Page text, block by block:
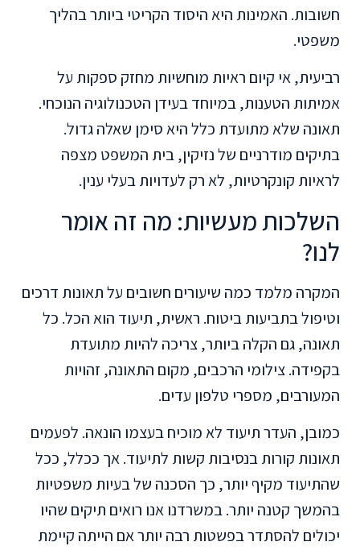
חשובות. האמינות היא היסוד הקריטי ביותר בהליך
משפטי.
רביעית, אי קיום ראיות מוחשיות מחזק ספקות על
אמיתות הטענות, במיוחד בעידן הטכנולוגיה הנוכחי.
תאונה שלא מתועדת כלל היא סימן שאלה גדול.
בתיקים מודרניים של נזיקין, בית המשפט מצפה
לראיות קונקרטיות, לא רק לעדויות בעלי ענין.
השלכות מעשיות: מה זה אומר
לנו?
המקרה מלמד כמה שיעורים חשובים על תאונות דרכים
וטיפול בתביעות ביטוח. ראשית, תיעוד הוא הכל. כל
תאונה, גם הקלה ביותר, צריכה להיות מתועדת
בקפידה. צילומי הרכבים, מקום התאונה, זהויות
המעורבים, מספרי טלפון עדים.
כמובן, העדר תיעוד לא מוכיח בעצמו הונאה. לפעמים
תאונות קורות בנסיבות קשות לתיעוד. אך ככלל, ככל
שהתיעוד מקיף יותר, כך הסכנה של בעיות משפטיות
בהמשך קטנה יותר. במשרדנו אנו רואים תיקים שהיו
יכולים להסתדר בפשטות רבה יותר אם הייתה קיימת